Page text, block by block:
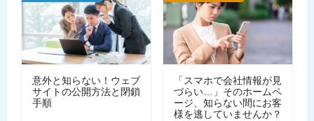
意外と知らない！ウェブ
サイトの公開方法と閉鎖
手順
「スマホで会社情報が見
づらい…」そのホームペ
ージ、知らない間にお客
様を逃していませんか？